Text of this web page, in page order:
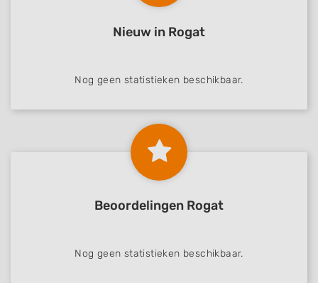
Nieuw in Rogat
Nog geen statistieken beschikbaar.
Beoordelingen Rogat
Nog geen statistieken beschikbaar.